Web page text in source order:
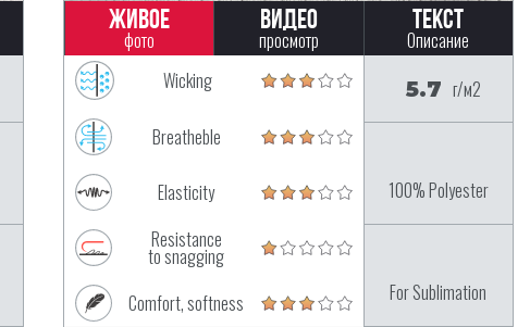
Живое
фото
Видео
просмотр
Текст
Описание
Wicking
Breatheble
Elasticity
Resistance
to snagging
Comfort, softness
5.7 г/м2
100% Polyester
For Sublimation